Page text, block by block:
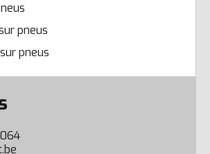
pneus
pneus